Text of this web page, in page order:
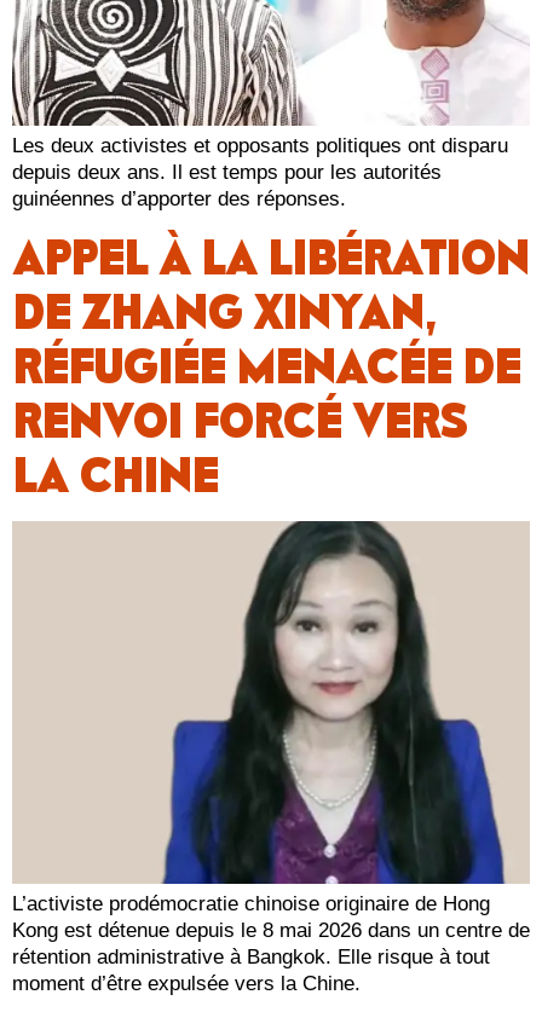
Les deux activistes et opposants politiques ont disparu
depuis deux ans. Il est temps pour les autorités
guinéennes d’apporter des réponses.
APPEL À LA LIBÉRATION
DE ZHANG XINYAN,
RÉFUGIÉE MENACÉE DE
RENVOI FORCÉ VERS
LA CHINE
L’activiste prodémocratie chinoise originaire de Hong
Kong est détenue depuis le 8 mai 2026 dans un centre de
rétention administrative à Bangkok. Elle risque à tout
moment d’être expulsée vers la Chine.